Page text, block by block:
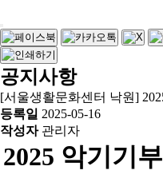
공지사항
[서울생활문화센터 낙원]
등록일 2025-05-16
작성자 관리자
2025 악기기